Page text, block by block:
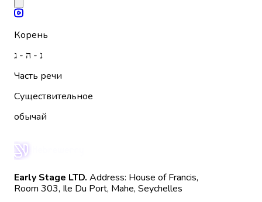
Корень
נ - ה - ג
Часть речи
Существительное
обычай
Early Stage LTD. Address: House of Francis,
Room 303, Ile Du Port, Mahe, Seychelles